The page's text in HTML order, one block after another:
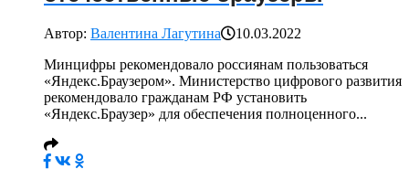
Автор: Валентина Лагутина
10.03.2022
Минцифры рекомендовало россиянам пользоваться
«Яндекс.Браузером». Министерство цифрового развития
рекомендовало гражданам РФ установить
«Яндекс.Браузер» для обеспечения полноценного...